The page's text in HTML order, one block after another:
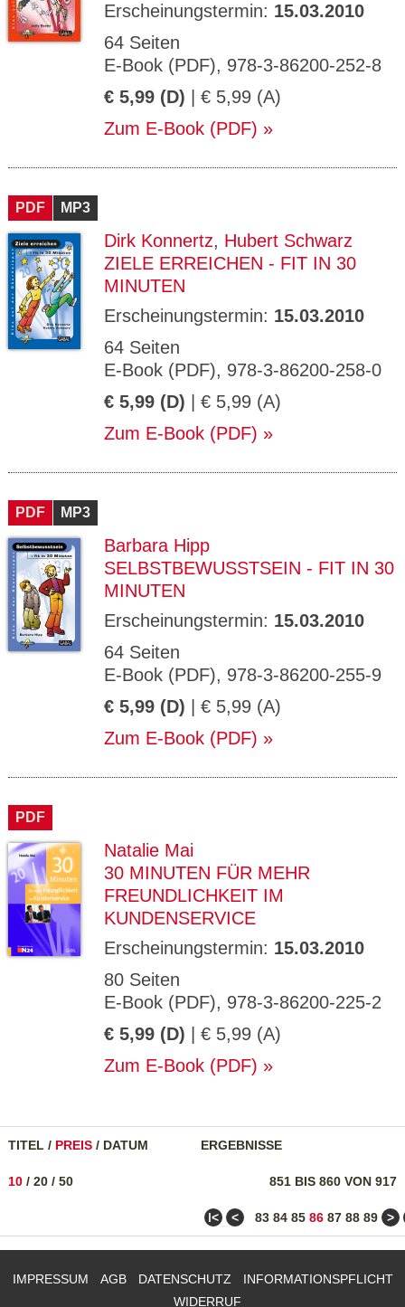
Erscheinungstermin: 15.03.2010
64 Seiten
E-Book (PDF), 978-3-86200-252-8
€ 5,99 (D) | € 5,99 (A)
Zum E-Book (PDF)
PDF MP3
Dirk Konnertz, Hubert Schwarz
ZIELE ERREICHEN - FIT IN 30
MINUTEN
Erscheinungstermin: 15.03.2010
64 Seiten
E-Book (PDF), 978-3-86200-258-0
€ 5,99 (D) | € 5,99 (A)
Zum E-Book (PDF)
PDF MP3
Barbara Hipp
SELBSTBEWUSSTSEIN - FIT IN 30
MINUTEN
Erscheinungstermin: 15.03.2010
64 Seiten
E-Book (PDF), 978-3-86200-255-9
€ 5,99 (D) | € 5,99 (A)
Zum E-Book (PDF)
PDF
Natalie Mai
30 MINUTEN FÜR MEHR
FREUNDLICHKEIT IM
KUNDENSERVICE
Erscheinungstermin: 15.03.2010
80 Seiten
E-Book (PDF), 978-3-86200-225-2
€ 5,99 (D) | € 5,99 (A)
Zum E-Book (PDF)
TITEL / PREIS / DATUM ERGEBNISSE
851 BIS 860 VON 917
10 / 20 / 50
ǀ< < 83 84 85 86 87 88 89 >
IMPRESSUM AGB DATENSCHUTZ
INFORMATIONSPFLICHT
WIDERRUF